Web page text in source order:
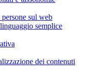
sul web
semplice
dei contenuti